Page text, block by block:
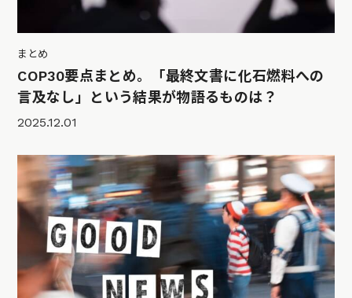
まとめ
COP30要点まとめ。「最終文書に化石燃料への
言及なし」という結果が物語るものは？
2025.12.01